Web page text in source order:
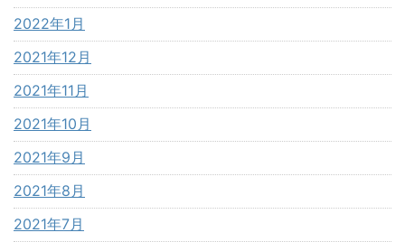
2022年1月
2021年12月
2021年11月
2021年10月
2021年9月
2021年8月
2021年7月